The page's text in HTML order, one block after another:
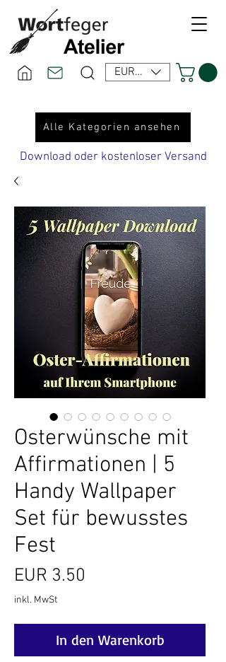
EUR (€)
Alle Kategorien ansehen
Download oder kostenloser Versand
Osterwünsche mit
Affirmationen | 5
Handy Wallpaper
Set für bewusstes
Fest
EUR 3.50
inkl. MwSt
In den Warenkorb